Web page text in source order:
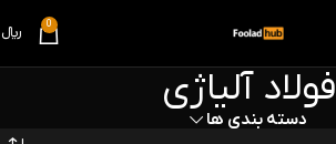
0 ﷼
فولاد آلیاژی
دسته بندی ها